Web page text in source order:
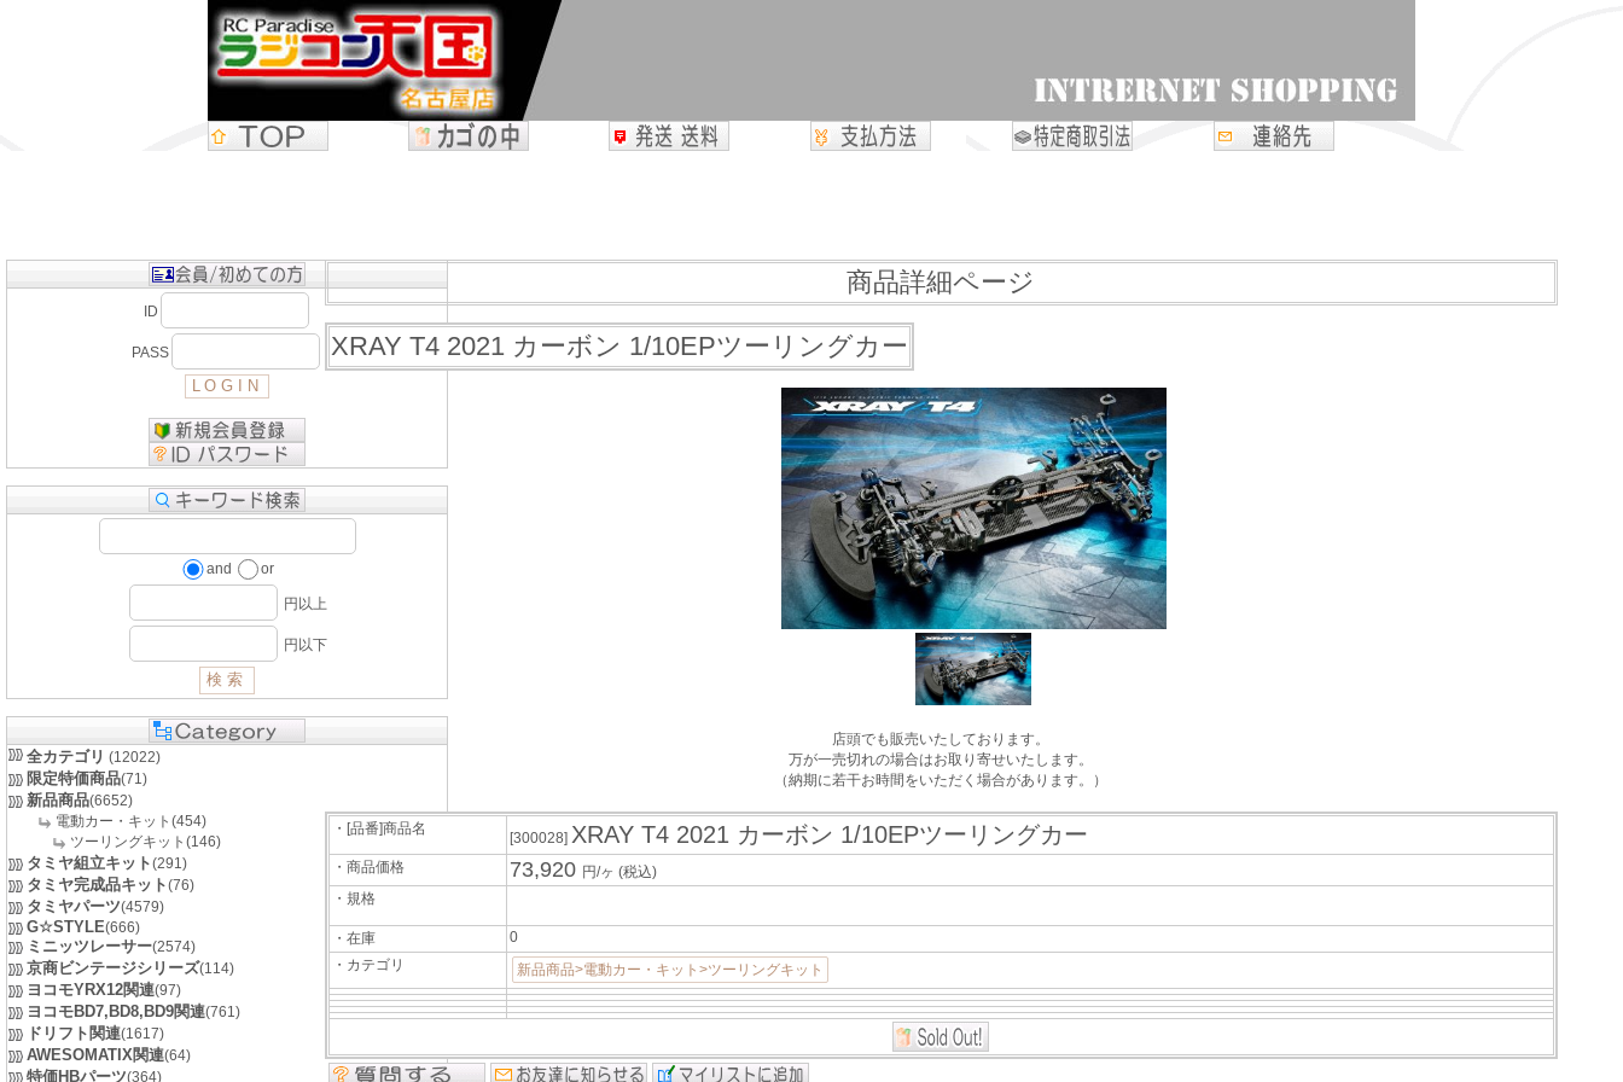
ID
PASS
and or
円以上
円以下
全カテゴリ (12022)
限定特価商品(71)
新品商品(6652)
電動カー・キット(454)
ツーリングキット(146)
タミヤ組立キット(291)
タミヤ完成品キット(76)
タミヤパーツ(4579)
G☆STYLE(666)
ミニッツレーサー(2574)
京商ビンテージシリーズ(114)
ヨコモYRX12関連(97)
ヨコモBD7,BD8,BD9関連(761)
ドリフト関連(1617)
AWESOMATIX関連(64)
特価HBパーツ(364)
商品詳細ページ
XRAY T4 2021 カーボン 1/10EPツーリングカー
店頭でも販売いたしております。
万が一売切れの場合はお取り寄せいたします。
（納期に若干お時間をいただく場合があります。）
・[品番]商品名
[300028] XRAY T4 2021 カーボン 1/10EPツーリングカー
・商品価格 73,920 円/ヶ (税込)
・規格
・在庫
0
・カテゴリ
新品商品>電動カー・キット>ツーリングキット